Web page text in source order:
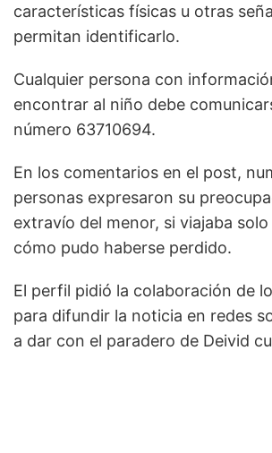
características físicas u otras
permitan identificarlo.
Cualquier persona con
encontrar al niño debe
número 63710694.
En los comentarios en el post,
personas expresaron su
extravío del menor, si viajaba
cómo pudo haberse perdido.
El perfil pidió la colaboración de
para difundir la noticia en redes
a dar con el paradero de Deivid